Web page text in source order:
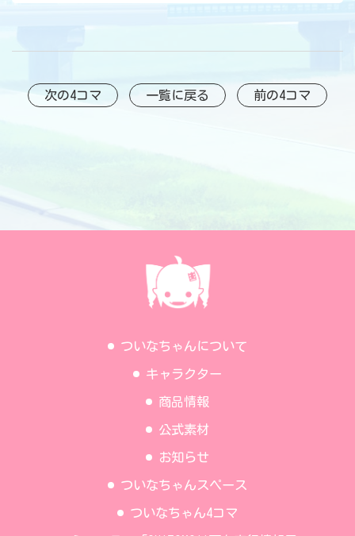
前の4コマ
次の4コマ 一覧に戻る
ついなちゃんについて
キャラクター
商品情報
公式素材
お知らせ
ついなちゃんスペース
ついなちゃん4コマ